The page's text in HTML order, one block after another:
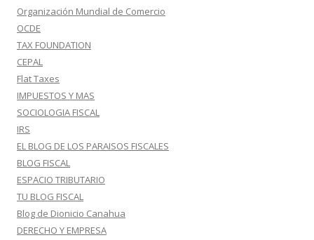
Organización Mundial de Comercio
OCDE
TAX FOUNDATION
CEPAL
Flat Taxes
IMPUESTOS Y MAS
SOCIOLOGIA FISCAL
IRS
EL BLOG DE LOS PARAISOS FISCALES
BLOG FISCAL
ESPACIO TRIBUTARIO
TU BLOG FISCAL
Blog de Dionicio Canahua
DERECHO Y EMPRESA